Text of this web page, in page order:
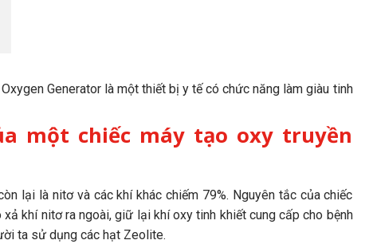
Generator là một thiết bị y tế có chức năng làm giàu tinh
một chiếc máy tạo oxy truyền
lại là nitơ và các khí khác chiếm 79%. Nguyên tắc của chiếc
khí nitơ ra ngoài, giữ lại khí oxy tinh khiết cung cấp cho bệnh
ta sử dụng các hạt Zeolite.